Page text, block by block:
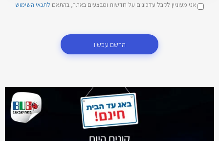
אני מעוניין לקבל עדכונים על חדשות ומבצעים באתר, בהתאם לתנאי השימוש
הרשם עכשיו